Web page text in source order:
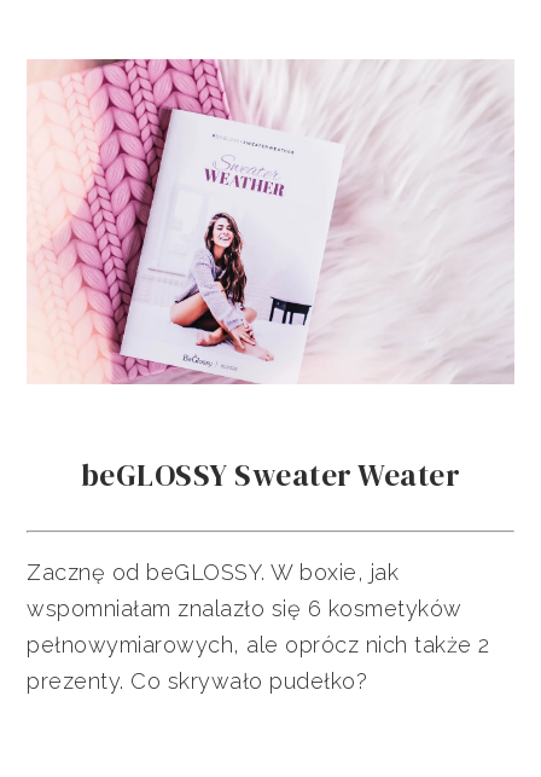
beGLOSSY Sweater Weater
Zacznę od beGLOSSY. W boxie, jak
wspomniałam znalazło się 6 kosmetyków
pełnowymiarowych, ale oprócz nich także 2
prezenty. Co skrywało pudełko?